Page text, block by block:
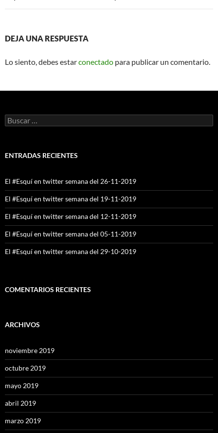
DEJA UNA RESPUESTA
Lo siento, debes estarconectado para publicar un comentario.
Buscar:
ENTRADAS RECIENTES
El #Esquí en twitter semana del 26-11-2019
El #Esquí en twitter semana del 19-11-2019
El #Esquí en twitter semana del 12-11-2019
El #Esquí en twitter semana del 05-11-2019
El #Esquí en twitter semana del 29-10-2019
COMENTARIOS RECIENTES
ARCHIVOS
noviembre 2019
octubre 2019
mayo 2019
abril 2019
marzo 2019